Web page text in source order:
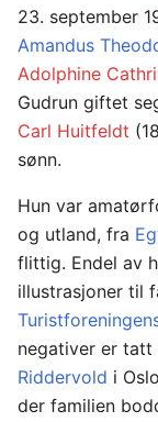
23. september
Amandus
Adolphine
Gudrun giftet
Carl Huitfeldt
sønn.
Hun var
og utland, fra
flittig. Endel av
illustrasjoner til
negativer er
Riddervold i
der familien